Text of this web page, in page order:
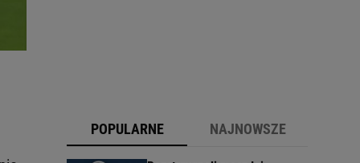
POPULARNE NAJNOWSZE